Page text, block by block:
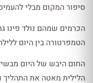
סיפור המקום מבלי
הכרמים שמהם נולד פינו
הטמפרטורה בין היום
החום היבש של היום
הלילית מאטה את התהליך